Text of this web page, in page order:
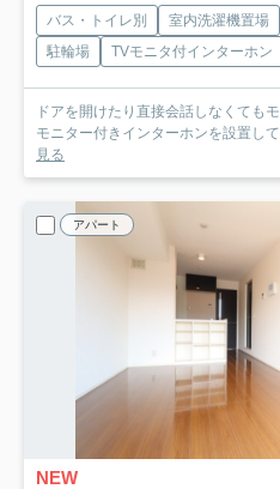
バス・トイレ別 室内洗濯機置場
駐輪場
TVモニタ付インターホン
ドアを開けたり直接会話しなくても
モニター付きインターホンを設置し
見る
アパート
NEW